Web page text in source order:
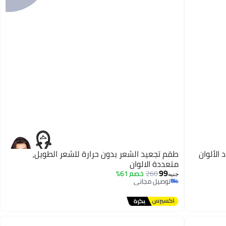
طقم تجعيد الشعر بدون حرارة للشعر الطويل،
متعددة الالوان
جنيه99
260خصم 61%
توصيل مجاني
توصيل مجاني